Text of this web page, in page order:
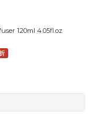
120ml 4.05fl.oz